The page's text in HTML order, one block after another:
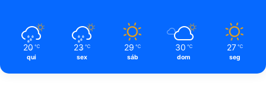
20 ℃
qui
23 ℃
sex
29 ℃
sáb
30 ℃
dom
27 ℃
seg